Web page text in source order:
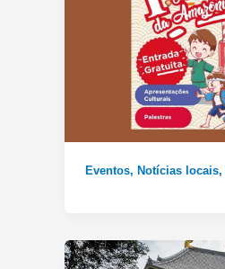
Eventos, Notícias locais,